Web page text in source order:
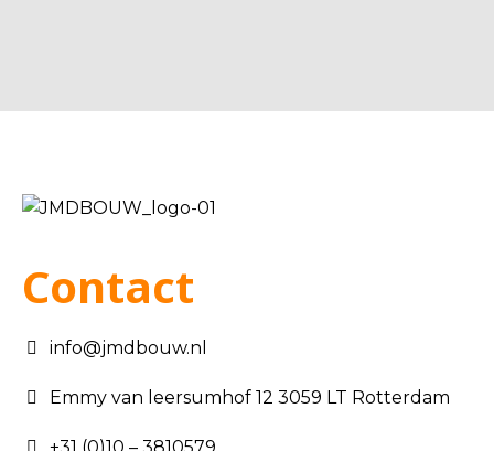
Contact
info@jmdbouw.nl
Emmy van leersumhof 12 3059 LT Rotterdam